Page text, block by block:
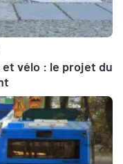
vélo : le projet du